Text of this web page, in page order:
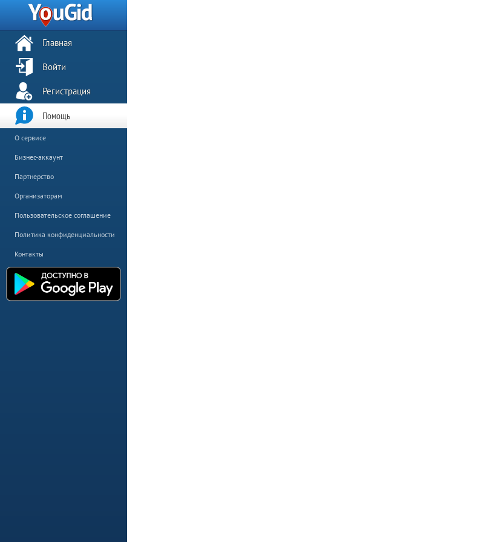
Главная
Войти
Регистрация
Помощь
О сервисе
Бизнес-аккаунт
Партнерство
Организаторам
Пользовательское соглашение
Политика конфиденциальности
Контакты